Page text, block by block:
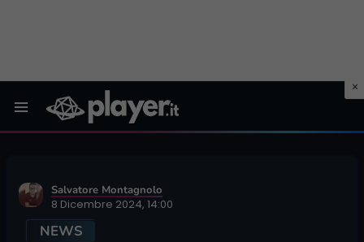
Salvatore Montagnolo
8 Dicembre 2024, 14:00
NEWS